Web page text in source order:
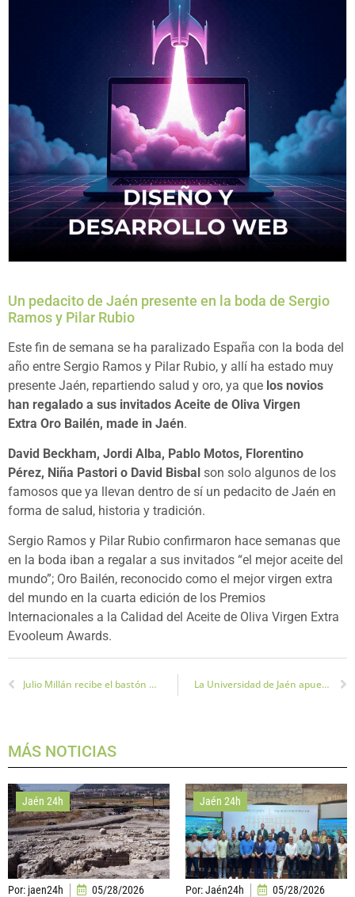
Un pedacito de Jaén presente en la boda de Sergio
Ramos y Pilar Rubio
Este fin de semana se ha paralizado España con la boda del
año entre Sergio Ramos y Pilar Rubio, y allí ha estado muy
presente Jaén, repartiendo salud y oro, ya que los novios
han regalado a sus invitados Aceite de Oliva Virgen
Extra Oro Bailén, made in Jaén.
David Beckham, Jordi Alba, Pablo Motos, Florentino
Pérez, Niña Pastori o David Bisbal son solo algunos de los
famosos que ya llevan dentro de sí un pedacito de Jaén en
forma de salud, historia y tradición.
Sergio Ramos y Pilar Rubio confirmaron hace semanas que
en la boda iban a regalar a sus invitados “el mejor aceite del
mundo”; Oro Bailén, reconocido como el mejor virgen extra
del mundo en la cuarta edición de los Premios
Internacionales a la Calidad del Aceite de Oliva Virgen Extra
Evooleum Awards.
Julio Millán recibe el bastón de mando como nuevo alcalde de Jaén La Universidad de Jaén apuesta por más placas fotovolcaicas para ser aún más sostenible
MÁS NOTICIAS
Jaén 24h
Por: jaen24h 05/28/2026
Jaén 24h
Por:Jaén24h 05/28/2026